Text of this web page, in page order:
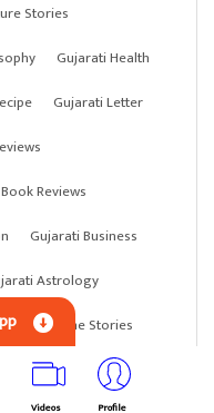
Stories
Gujarati Health
Gujarati Letter
Reviews
Gujarati Business
Astrology
Crime Stories
Videos Profile